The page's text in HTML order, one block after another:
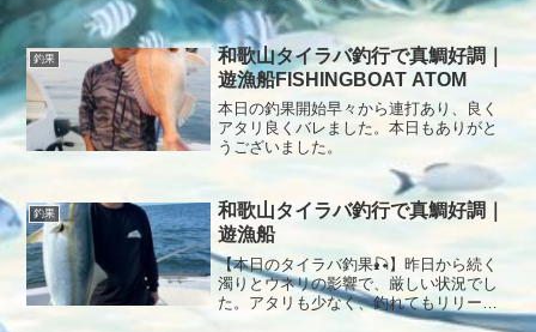
釣果
和歌山タイラバ釣行で真鯛好調｜
遊漁船FISHINGBOAT ATOM
本日の釣果開始早々から連打あり、良く
アタリ良くバレました。本日もありがと
うございました。
釣果
和歌山タイラバ釣行で真鯛好調｜
遊漁船
【本日のタイラバ釣果🎣】昨日から続く
濁りとウネリの影響で、厳しい状況でし
た。アタリも少なく、釣れてもリリース
サイズが中心。それでも短い地合いを逃